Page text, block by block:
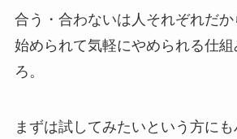
合う・合わないは人それぞれだ
始められて気軽にやめられる仕
ろ。
まずは試してみたいという方に